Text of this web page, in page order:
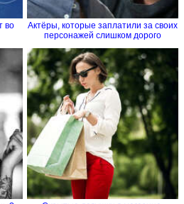
во
Актёры, которые заплатили за своих
персонажей слишком дорого